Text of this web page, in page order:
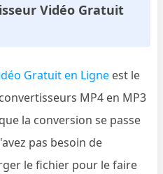
Vidéo Gratuit
Gratuit en Ligne est le
MP4 en MP3
la conversion se passe
pas besoin de
le fichier pour le faire